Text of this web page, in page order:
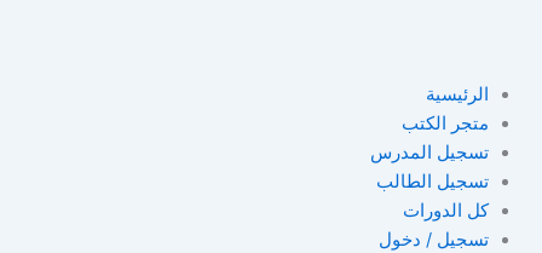
الرئيسية
متجر الكتب
تسجيل المدرس
تسجيل الطالب
كل الدورات
تسجيل / دخول